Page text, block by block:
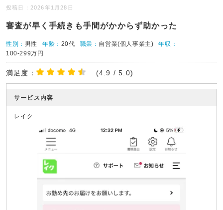
投稿日：2026年1月28日
審査が早く手続きも手間がかからず助かった
性別： 男性 年齢： 20代 職業： 自営業(個人事業主)
年収：
100-299万円
満足度： (4.9 / 5.0)
サービス内容
レイク